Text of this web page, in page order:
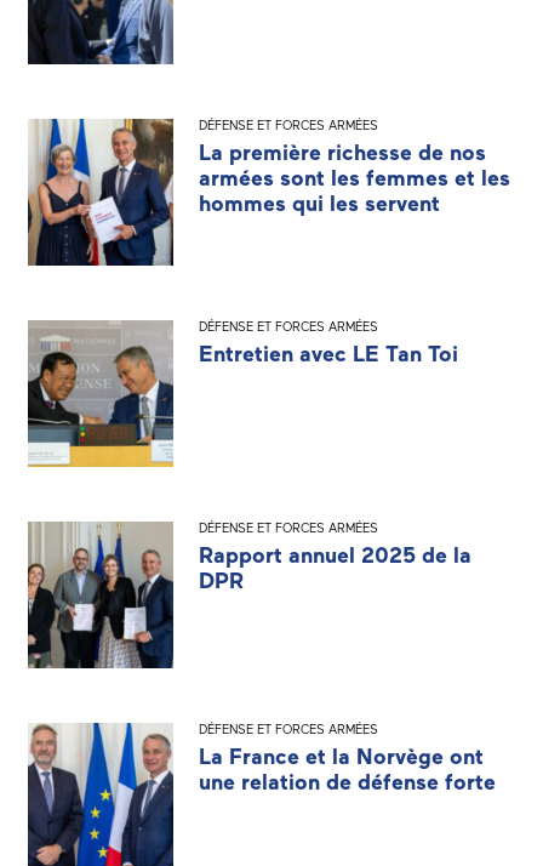
DÉFENSE ET FORCES ARMÉES
La première richesse de nos
armées sont les femmes et les
hommes qui les servent
DÉFENSE ET FORCES ARMÉES
Entretien avec LE Tan Toi
DÉFENSE ET FORCES ARMÉES
Rapport annuel 2025 de la
DPR
DÉFENSE ET FORCES ARMÉES
La France et la Norvège ont
une relation de défense forte